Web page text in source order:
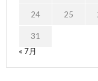
24 25
31
« 7月